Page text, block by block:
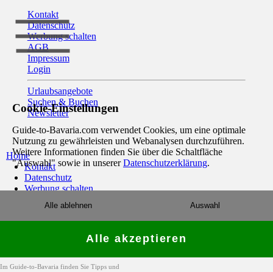
Kontakt
Datenschutz
Werbung schalten
AGB
Impressum
Login
Urlaubsangebote
Suchen & Buchen
Newsletter
Home
Kontakt
Datenschutz
Werbung schalten
Impressum
Login
Im Guide-to-Bavaria finden Sie Tipps und
Cookie-Einstellungen
Guide-to-Bavaria.com verwendet Cookies, um eine optimale
Nutzung zu gewährleisten und Webanalysen durchzuführen.
Weitere Informationen finden Sie über die Schaltfläche
"Auswahl" sowie in unsererDatenschutzerklärung.
Auswahl
Alle ablehnen
Alle akzeptieren